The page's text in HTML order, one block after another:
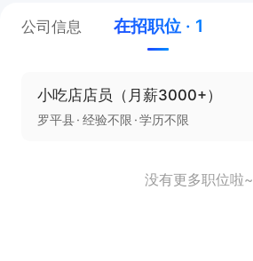
公司信息 在招职位 · 1
小吃店店员（月薪3000+）
罗平县 经验不限 学历不限
没有更多职位啦~